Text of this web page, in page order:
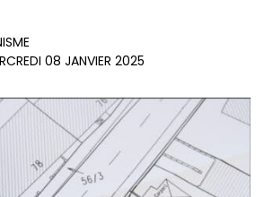
08 JANVIER 2025